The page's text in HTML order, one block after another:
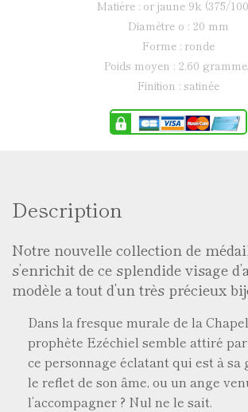
matière : or jaune 9k (375/
diamètre ø : 20 mm
forme : ronde
poids moyen : 2.60
finition : satinée
Description
Notre nouvelle collection de
s’enrichit de ce splendide visage
modèle a tout d’un très précieux
Dans la fresque murale de la
prophète Ezéchiel semble attiré
ce personnage éclatant qui est à sa
le reflet de son âme, ou un ange
l’accompagner ? Nul ne le sait.